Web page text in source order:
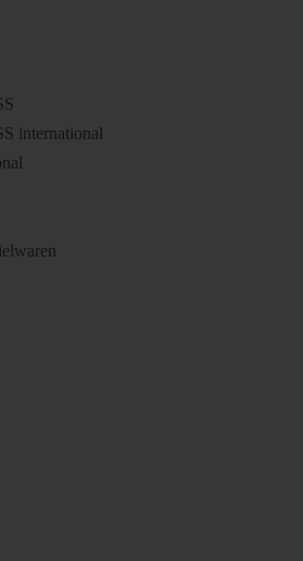
international